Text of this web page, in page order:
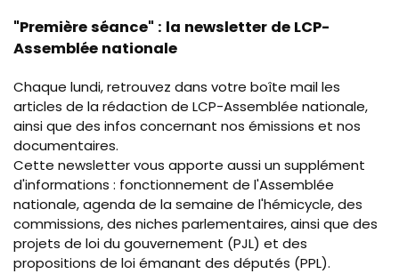
"Première séance" : la newsletter de LCP-
Assemblée nationale
Chaque lundi, retrouvez dans votre boîte mail les
articles de la rédaction de LCP-Assemblée nationale,
ainsi que des infos concernant nos émissions et nos
documentaires.
Cette newsletter vous apporte aussi un supplément
d'informations : fonctionnement de l'Assemblée
nationale, agenda de la semaine de l'hémicycle, des
commissions, des niches parlementaires, ainsi que des
projets de loi du gouvernement (PJL) et des
propositions de loi émanant des députés (PPL).